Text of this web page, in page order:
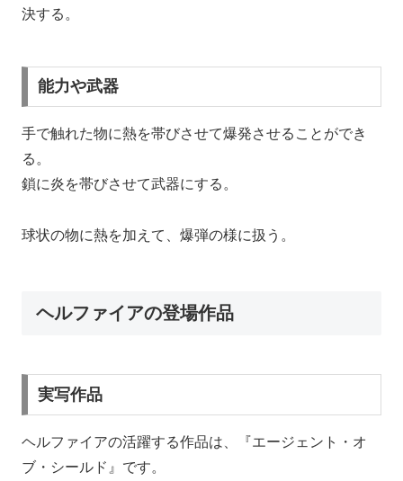
決する。
能力や武器
手で触れた物に熱を帯びさせて爆発させることができ
る。
鎖に炎を帯びさせて武器にする。
球状の物に熱を加えて、爆弾の様に扱う。
ヘルファイアの登場作品
実写作品
ヘルファイアの活躍する作品は、『エージェント・オ
ブ・シールド』です。